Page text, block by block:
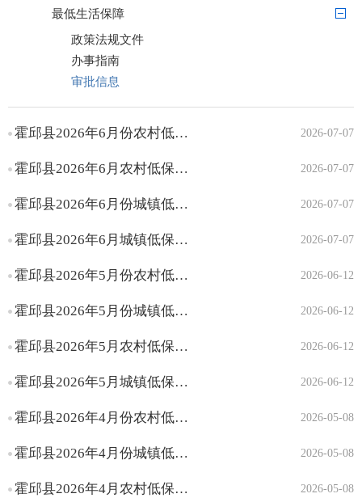
最低生活保障
政策法规文件
办事指南
审批信息
特困人员救助供养
临时救助
2026-07-07
霍邱县2026年6月份农村低保资金划拨表
2026-07-07
霍邱县2026年6月农村低保人员名单
2026-07-07
霍邱县2026年6月份城镇低保资金划拨表
2026-07-07
霍邱县2026年6月城镇低保人员名单
2026-06-12
霍邱县2026年5月份农村低保资金划拨表
2026-06-12
霍邱县2026年5月份城镇低保资金划拨表
2026-06-12
霍邱县2026年5月农村低保人员名单
2026-06-12
霍邱县2026年5月城镇低保人员名单
2026-05-08
霍邱县2026年4月份农村低保资金划拨表
2026-05-08
霍邱县2026年4月份城镇低保资金划拨表
2026-05-08
霍邱县2026年4月农村低保人员名单